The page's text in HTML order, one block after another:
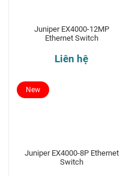
Juniper EX4000-12MP
Ethernet Switch
Liên hệ
Juniper EX4000-8P Ethernet
Switch
New